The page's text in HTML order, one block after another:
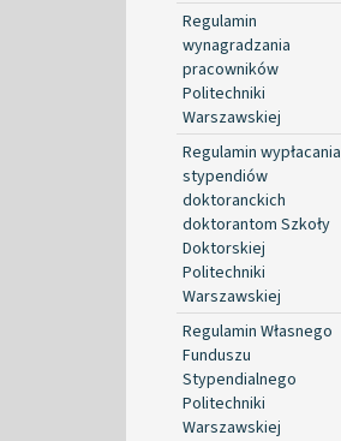
Regulamin
wynagradzania
pracowników
Politechniki
Warszawskiej
Regulamin wypłacania
stypendiów
doktoranckich
doktorantom Szkoły
Doktorskiej
Politechniki
Warszawskiej
Regulamin Własnego
Funduszu
Stypendialnego
Politechniki
Warszawskiej